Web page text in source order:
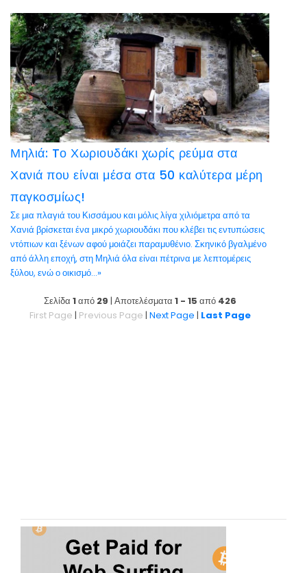
Μηλιά: Tο Χωριουδάκι χωρίς ρεύμα στα
Χανιά που είναι μέσα στα 50 καλύτερα μέρη
παγκοσμίως!
Σε μια πλαγιά του Κισσάμου και μόλις λίγα χιλιόμετρα από τα
Χανιά βρίσκεται ένα μικρό χωριουδάκι που κλέβει τις εντυπώσεις
ντόπιων και ξένων αφού μοιάζει παραμυθένιο. Σκηνικό βγαλμένο
από άλλη εποχή, στη Μηλιά όλα είναι πέτρινα με λεπτομέρεις
ξύλου, ενώ ο οικισμό...»
Σελίδα 1από 29 | Αποτελέσματα 1 - 15 από 426
First Page | Previous Page | Next Page | Last Page